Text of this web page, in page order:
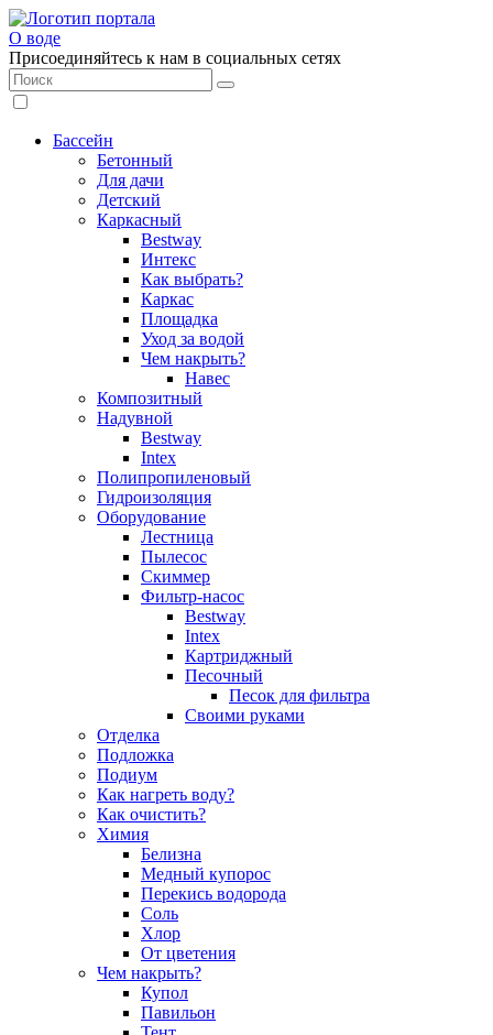
О воде
Присоединяйтесь к нам в социальных сетях
Бассейн
Бетонный
Для дачи
Детский
Каркасный
Bestway
Интекс
Как выбрать?
Каркас
Площадка
Уход за водой
Чем накрыть?
Навес
Композитный
Надувной
Bestway
Intex
Полипропиленовый
Гидроизоляция
Оборудование
Лестница
Пылесос
Скиммер
Фильтр-насос
Bestway
Intex
Картриджный
Песочный
Песок для фильтра
Своими руками
Отделка
Подложка
Подиум
Как нагреть воду?
Как очистить?
Химия
Белизна
Медный купорос
Перекись водорода
Соль
Хлор
От цветения
Чем накрыть?
Купол
Павильон